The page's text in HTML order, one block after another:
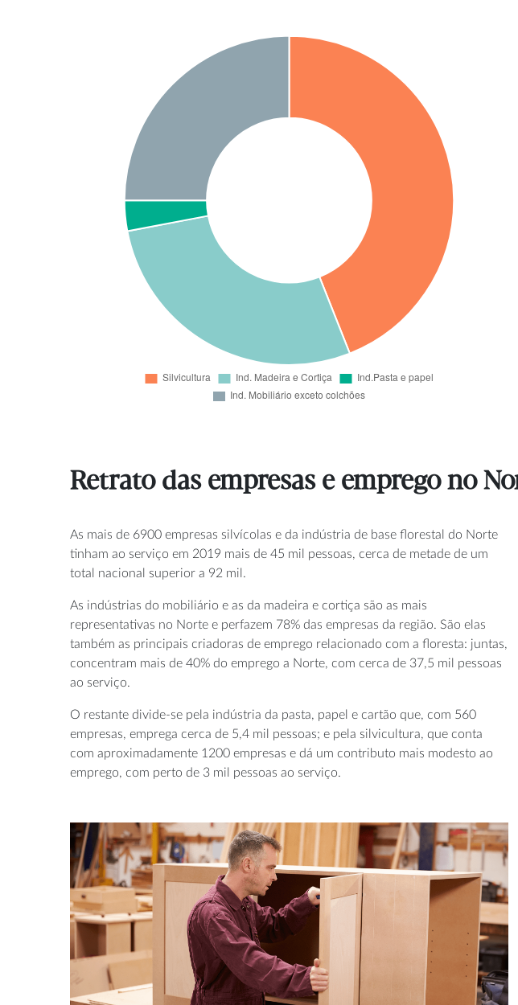
Retrato das empresas e emprego no
As mais de 6900 empresas silvícolas e da indústria de base florestal do Norte
tinham ao serviço em 2019 mais de 45 mil pessoas, cerca de metade de um
total nacional superior a 92 mil.
As indústrias do mobiliário e as da madeira e cortiça são as mais
representativas no Norte e perfazem 78% das empresas da região. São elas
também as principais criadoras de emprego relacionado com a floresta: juntas,
concentram mais de 40% do emprego a Norte, com cerca de 37,5 mil pessoas
ao serviço.
O restante divide-se pela indústria da pasta, papel e cartão que, com 560
empresas, emprega cerca de 5,4 mil pessoas; e pela silvicultura, que conta
com aproximadamente 1200 empresas e dá um contributo mais modesto ao
emprego, com perto de 3 mil pessoas ao serviço.